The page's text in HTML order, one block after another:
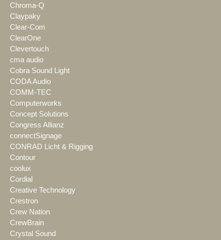
Chroma-Q
Claypaky
Clear-Com
ClearOne
Clevertouch
cma audio
Cobra Sound Light
CODA Audio
COMM-TEC
Computerworks
Concept Solutions
Congress Allianz
connectSignage
CONRAD Licht & Rigging
Contour
coolux
Cordial
Creative Technology
Crestron
Crew Nation
CrewBrain
Crystal Sound